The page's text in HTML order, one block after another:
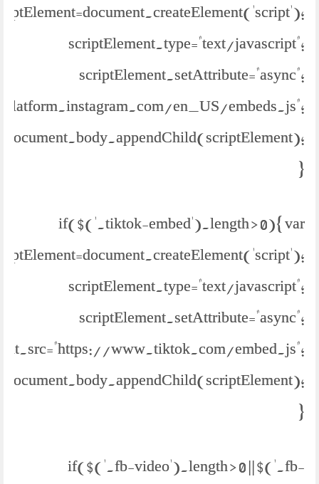
scriptElement.type="text/javascript";
scriptElement.setAttribute="async";
en_US/embeds.js";
document.body.appendChild(scriptElement);
}
if($('.tiktok-embed').length > 0){ var
scriptElement.type="text/javascript";
scriptElement.setAttribute="async";
www.tiktok.com/embed.js";
document.body.appendChild(scriptElement);
}
if($('.fb-video').length > 0 || $('.fb-